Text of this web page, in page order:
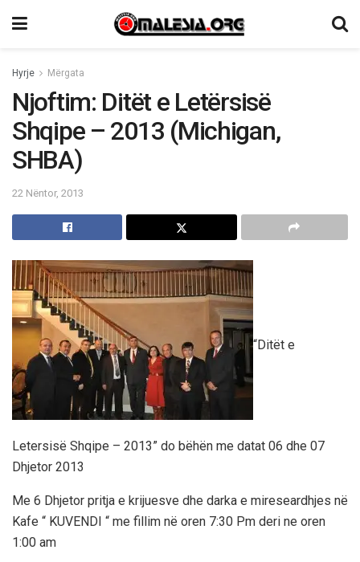
Hyrje Mërgata
Njoftim: Ditët e Letërsisë
Shqipe – 2013 (Michigan,
SHBA)
22 Nëntor, 2013
“Ditët e
Letersisë Shqipe – 2013” do bëhën me datat 06 dhe 07
Dhjetor 2013
Me 6 Dhjetor pritja e krijuesve dhe darka e mireseardhjes në
Kafe “ KUVENDI “ me fillim në oren 7:30 Pm deri ne oren
1:00 am